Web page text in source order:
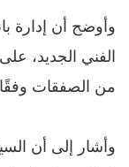
وأوضح أن إدارة
الفني الجديد،
من الصفقات وفقًا
وأشار إلى أن